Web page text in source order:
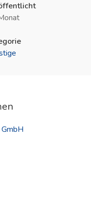
in neuem Fenster)